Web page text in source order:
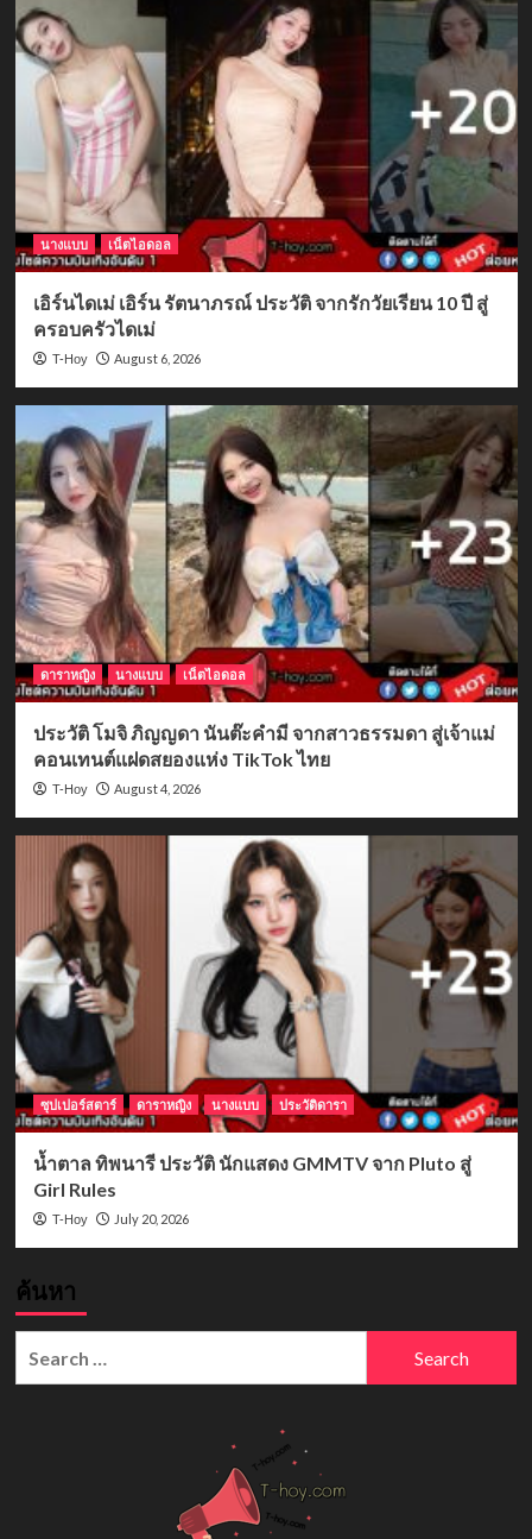
นางแบบ เน็ตไอดอล
เอิร์นไดเม่ เอิร์น รัตนาภรณ์ ประวัติ จากรักวัยเรียน 10 ปี สู่
ครอบครัวไดเม่
T-Hoy August 6, 2026
ดาราหญิง นางแบบ เน็ตไอดอล
ประวัติ โมจิ ภิญญดา นันต๊ะคำมี จากสาวธรรมดา สู่เจ้าแม่
คอนเทนต์แฝดสยองแห่ง TikTok ไทย
T-Hoy August 4, 2026
ซุปเปอร์สตาร์ ดาราหญิง นางแบบ ประวัติดารา
น้ำตาล ทิพนารี ประวัติ นักแสดง GMMTV จาก Pluto สู่
Girl Rules
T-Hoy July 20, 2026
ค้นหา